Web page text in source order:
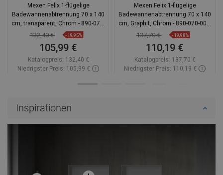
Mexen Felix 1-flügelige
Badewannenabtrennung 70 x 140
cm, transparent, Chrom - 890-070-
001-01-00
132,40 € -19,95%
105,99 €
Katalogpreis: 132,40 €
Niedrigster Preis: 105,99 €
Mexen Felix 1-flügelige
Badewannenabtrennung 70 x 140
cm, Graphit, Chrom - 890-070-001-
01-40
137,70 € -19,98%
110,19 €
Katalogpreis: 137,70 €
Niedrigster Preis: 110,19 €
Inspirationen